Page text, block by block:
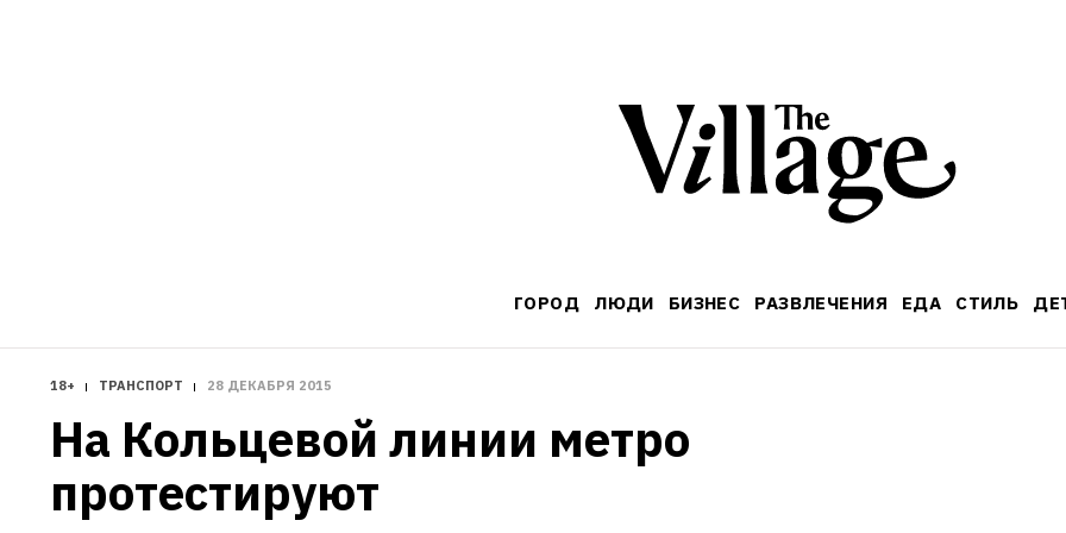
ГОРОД ЛЮДИ БИЗНЕС РАЗВЛЕЧЕНИЯ ЕДА СТИЛЬ
18+ ТРАНСПОРТ 28 ДЕКАБРЯ 2015
На Кольцевой линии метро
протестируют